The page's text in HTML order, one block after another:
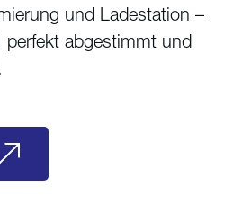
und Ladestation –
perfekt abgestimmt und